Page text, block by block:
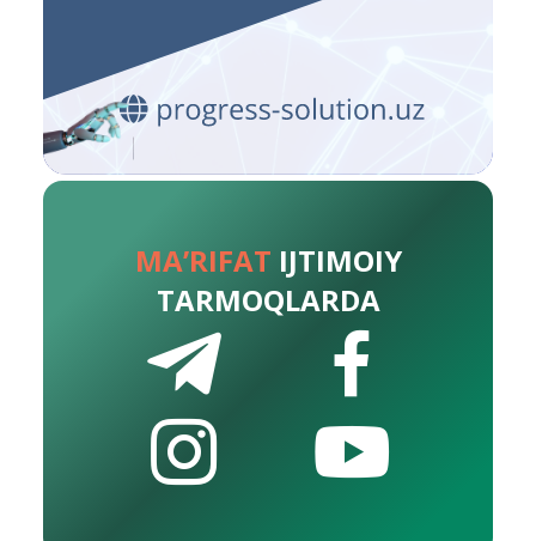
MA’RIFAT IJTIMOIY
TARMOQLARDA